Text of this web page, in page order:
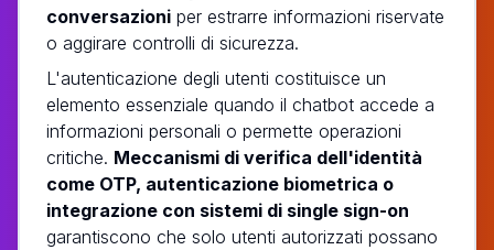
conversazioni per estrarre informazioni riservate
o aggirare controlli di sicurezza.
L'autenticazione degli utenti costituisce un
elemento essenziale quando il chatbot accede a
informazioni personali o permette operazioni
critiche. Meccanismi di verifica dell'identità
come OTP, autenticazione biometrica o
integrazione con sistemi di single sign-on
garantiscono che solo utenti autorizzati possano